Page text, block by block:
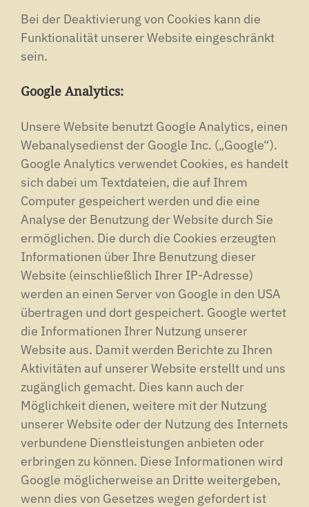
Bei der Deaktivierung von Cookies kann die
Funktionalität unserer Website eingeschränkt
sein.
Google Analytics:
Unsere Website benutzt Google Analytics, einen
Webanalysedienst der Google Inc. („Google“).
Google Analytics verwendet Cookies, es handelt
sich dabei um Textdateien, die auf Ihrem
Computer gespeichert werden und die eine
Analyse der Benutzung der Website durch Sie
ermöglichen. Die durch die Cookies erzeugten
Informationen über Ihre Benutzung dieser
Website (einschließlich Ihrer IP-Adresse)
werden an einen Server von Google in den USA
übertragen und dort gespeichert. Google wertet
die Informationen Ihrer Nutzung unserer
Website aus. Damit werden Berichte zu Ihren
Aktivitäten auf unserer Website erstellt und uns
zugänglich gemacht. Dies kann auch der
Möglichkeit dienen, weitere mit der Nutzung
unserer Website oder der Nutzung des Internets
verbundene Dienstleistungen anbieten oder
erbringen zu können. Diese Informationen wird
Google möglicherweise an Dritte weitergeben,
wenn dies von Gesetzes wegen gefordert ist